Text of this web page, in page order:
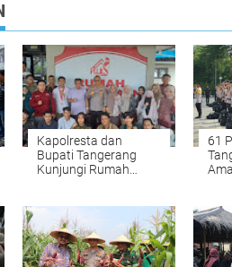
Kapolresta dan
Bupati Tangerang
Kunjungi Rumah
Persatuan dan
Toleransi
61